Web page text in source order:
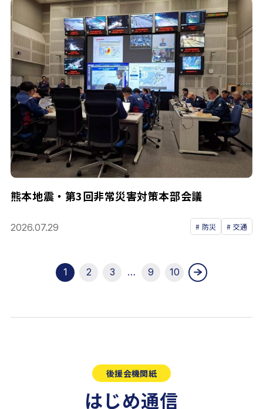
熊本地震・第3回非常災害対策本部会議
2026.07.29 防災 交通
1 2 3 … 9 10
後援会機関紙
はじめ通信